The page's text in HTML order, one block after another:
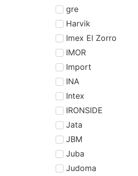
gre
Harvik
Imex El Zorro
IMOR
Import
INA
Intex
IRONSIDE
Jata
JBM
Juba
Judoma